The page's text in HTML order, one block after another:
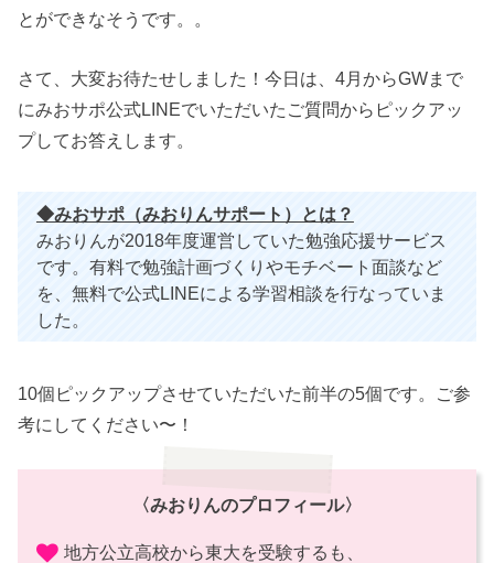
とができなそうです。。
さて、大変お待たせしました！今日は、4月からGWまで
にみおサポ公式LINEでいただいたご質問からピックアッ
プしてお答えします。
◆みおサポ（みおりんサポート）とは？
みおりんが2018年度運営していた勉強応援サービス
です。有料で勉強計画づくりやモチベート面談など
を、無料で公式LINEによる学習相談を行なっていま
した。
10個ピックアップさせていただいた前半の5個です。ご参
考にしてください〜！
〈みおりんのプロフィール〉
地方公立高校から東大を受験するも、